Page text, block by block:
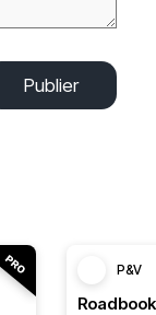
Publier
P&V